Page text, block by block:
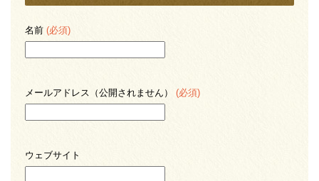
名前 (必須)
メールアドレス（公開されません） (必須)
ウェブサイト